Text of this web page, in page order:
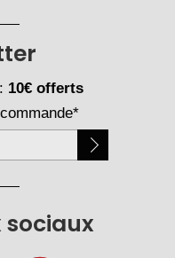
sociaux
10€ offerts